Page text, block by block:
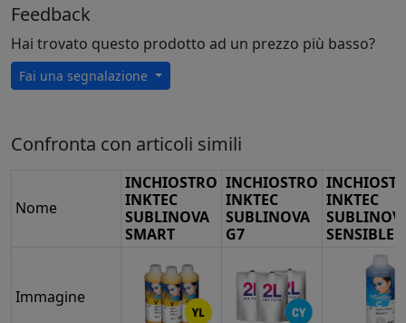
Feedback
Hai trovato questo prodotto ad un prezzo più basso?
Fai una segnalazione
Confronta con articoli simili
Nome
INCHIOSTRO
INKTEC
SUBLINOVA
SMART
INCHIOSTRO
INKTEC
SUBLINOVA
G7
INKTEC
SENSIBLE
Immagine